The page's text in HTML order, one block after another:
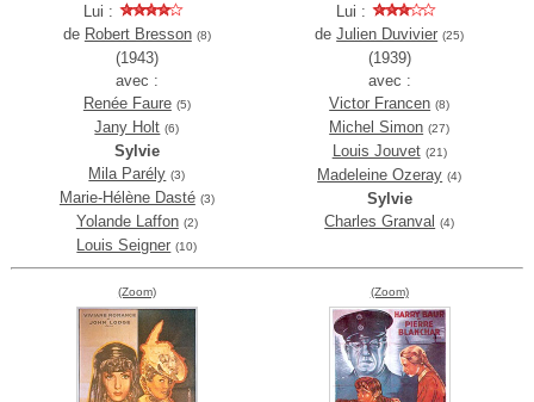
Lui :
de Robert Bresson (8)
(1943)
avec :
Renée Faure (5)
Jany Holt (6)
Sylvie
Mila Parély (3)
Marie-Hélène Dasté (3)
Yolande Laffon (2)
Louis Seigner (10)
Lui :
deJulien Duvivier (25)
(1939)
avec :
Victor Francen (8)
Michel Simon (27)
Louis Jouvet (21)
Madeleine Ozeray (4)
Sylvie
Charles Granval (4)
(Zoom) (Zoom)